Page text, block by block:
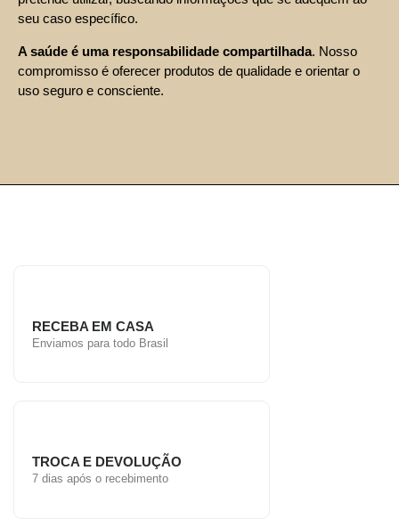
seu caso específico.
A saúde é uma responsabilidade compartilhada. Nosso
compromisso é oferecer produtos de qualidade e orientar o
uso seguro e consciente.
RECEBA EM CASA
Enviamos para todo Brasil
TROCA E DEVOLUÇÃO
7 dias após o recebimento